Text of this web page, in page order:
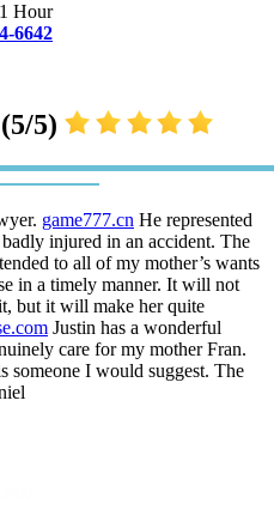
Hour
6642
5)
game777.cn He represented
injured in an accident. The
to all of my mother’s wants
in a timely manner. It will not
but it will make her quite
Justin has a wonderful
care for my mother Fran.
someone I would suggest. The